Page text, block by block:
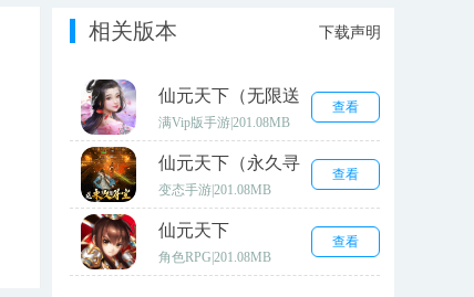
相关版本 下载声明
仙元天下（无限送
充值）
满Vip版手游201.08MB
查看
仙元天下（永久寻
宝）
变态手游201.08MB
查看
仙元天下
角色RPG 201.08MB
查看